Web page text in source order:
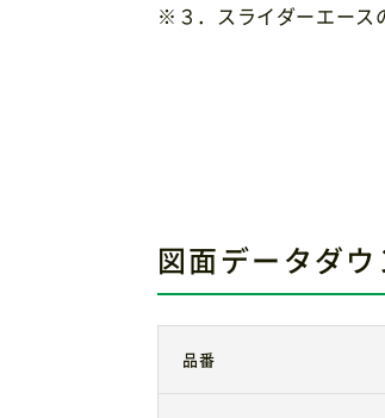
※３．スライダーエース
図面データダウ
品番